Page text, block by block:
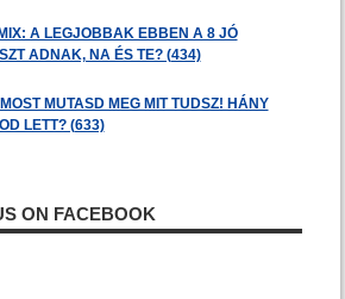
A LEGJOBBAK EBBEN A 8 JÓ
ADNAK, NA ÉS TE? (434)
MUTASD MEG MIT TUDSZ! HÁNY
LETT? (633)
ON FACEBOOK